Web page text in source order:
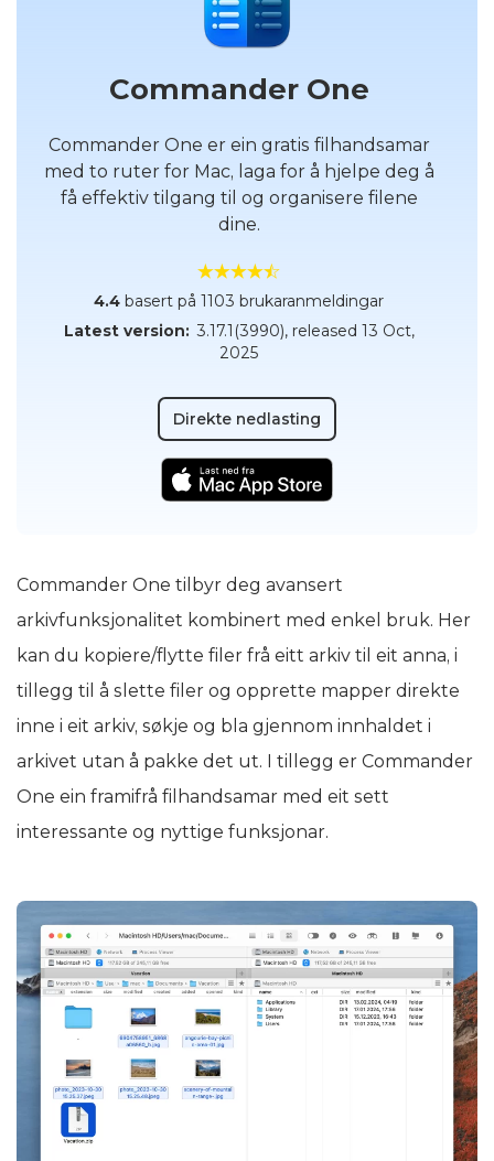
Commander One
Commander One er ein gratis filhandsamar
med to ruter for Mac, laga for å hjelpe deg å
få effektiv tilgang til og organisere filene
dine.
4.4 basert på 1103 brukaranmeldingar
Latest version: 3.17.1(3990), released 13 Oct,
2025
Direkte nedlasting
Commander One tilbyr deg avansert
arkivfunksjonalitet kombinert med enkel bruk. Her
kan du kopiere/flytte filer frå eitt arkiv til eit anna, i
tillegg til å slette filer og opprette mapper direkte
inne i eit arkiv, søkje og bla gjennom innhaldet i
arkivet utan å pakke det ut. I tillegg er Commander
One ein framifrå filhandsamar med eit sett
interessante og nyttige funksjonar.